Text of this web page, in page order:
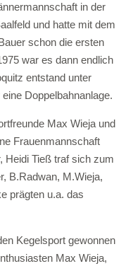
in der
und hatte mit dem
schon die ersten
war es dann endlich
entstand unter
Doppelbahnanlage.
Max Wieja und
Frauenmannschaft
Heidi Tieß traf sich zum
B.Radwan, M.Wieja,
prägten u.a. das
Kegelsport gewonnen
Max Wieja,